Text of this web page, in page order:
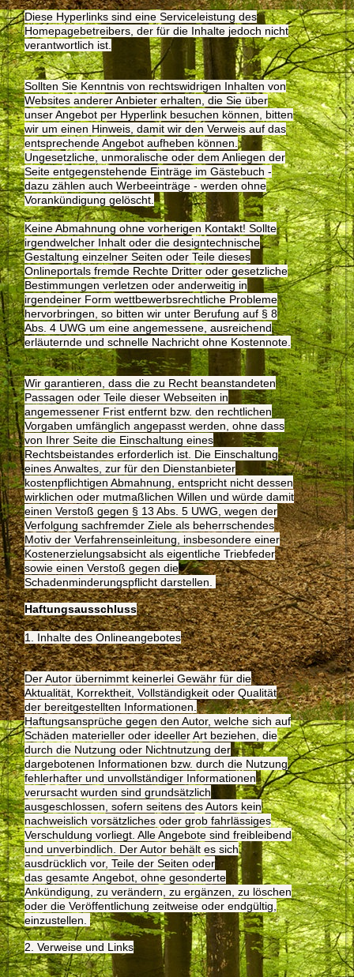
Diese Hyperlinks sind eine Serviceleistung des
Homepagebetreibers, der für die Inhalte je­doch nicht
verantwortlich ist.
Sollten Sie Kenntnis von rechtswidrigen Inhalten von
Websites anderer Anbieter erhalten, die Sie über
unser Angebot per Hyperlink besuchen können, bitten
wir um einen Hinweis, damit wir den Verweis auf das
entsprechende Angebot aufheben können.
Ungesetzliche, unmoralische oder dem Anliegen der
Seite entgegenstehende Einträge im Gästebuch -
dazu zählen auch Werbeeinträge - werden ohne
Vorankündigung gelöscht.
Keine Abmahnung ohne vorherigen Kontakt! Sollte
irgendwelcher Inhalt oder die designtechnische
Gestaltung einzelner Seiten oder Teile dieses
Onlineportals fremde Rechte Dritter oder gesetzliche
Bestimmungen verletzen oder anderweitig in
irgendeiner Form wettbewerbsrechtliche Probleme
hervorbringen, so bitten wir unter Berufung auf § 8
Abs. 4 UWG um eine angemessene, ausreichend
erläuternde und schnelle Nachricht ohne Kostennote.
Wir garantieren, dass die zu Recht beanstandeten
Passagen oder Teile dieser Webseiten in
angemessener Frist entfernt bzw. den rechtlichen
Vorgaben umfänglich angepasst werden, ohne dass
von Ihrer Seite die Einschaltung eines
Rechtsbeistandes erforderlich ist. Die Einschaltung
eines Anwaltes, zur für den Dienstanbieter
kostenpflichtigen Abmahnung, entspricht nicht dessen
wirklichen oder mutmaßlichen Willen und würde damit
einen Verstoß gegen § 13 Abs. 5 UWG, wegen der
Verfolgung sachfremder Ziele als beherrschendes
Motiv der Verfahrenseinleitung, insbesondere einer
Kostenerzielungsab­sicht als eigentliche Triebfeder
sowie einen Verstoß gegen die
Schadenminderungspflicht darstellen.
Haftungsausschluss
1. Inhalte des Onlineangebotes
Der Autor übernimmt keinerlei Gewähr für die
Aktualität, Korrektheit, Vollständigkeit oder Qualität
der bereitgestellten Informationen.
Haftungsansprüche gegen den Autor, welche sich auf
Schäden materieller oder ideeller Art beziehen, die
durch die Nutzung oder Nichtnutzung der
dargebotenen Informationen bzw. durch die Nutzung
fehlerhafter und unvollständiger Informationen
verursacht wurden sind grundsätzlich
ausgeschlossen, sofern seitens des Autors kein
nachweislich vorsätzliches oder grob fahrlässiges
Verschuldung vorliegt. Alle Angebote sind freibleibend
und unverbindlich. Der Autor behält es sich
ausdrücklich vor, Teile der Seiten oder
das gesamte Angebot, ohne gesonderte
Ankündigung, zu verändern, zu ergänzen, zu löschen
oder die Veröffentlichung zeitweise oder endgültig,
einzustellen.
2. Verweise und Links